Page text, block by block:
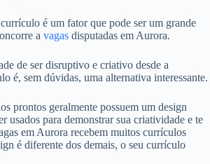
é um fator que pode ser um grande
a vagas disputadas em Aurora.
de ser disruptivo e criativo desde a
é, sem dúvidas, uma alternativa interessante.
prontos geralmente possuem um design
usados para demonstrar sua criatividade e te
em Aurora recebem muitos currículos
é diferente dos demais, o seu currículo